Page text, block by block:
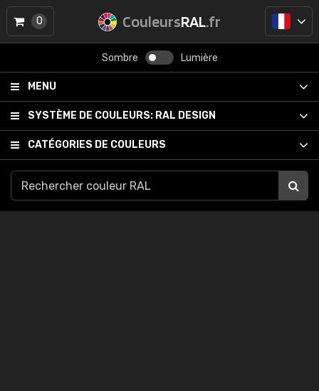
CouleursRAL.fr
Sombre Lumière
MENU
SYSTÈME DE COULEURS: RAL DESIGN
CATÉGORIES DE COULEURS
0